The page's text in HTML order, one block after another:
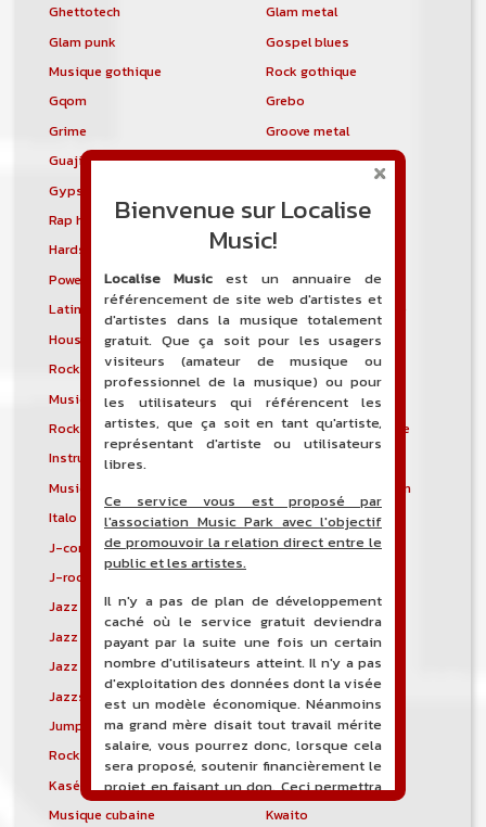
Ghettotech
Glam metal
Glam punk
Gospel blues
Musique gothique
Rock gothique
Gqom
Grebo
Grime
Groove metal
Guajira
Guaracha
Gypsy punk
Rap hardcore
Industrial hardcore
Hardstep
Hardstyle
Power noise
Heavenly voices
Latin metal
Musique hindoustanie
House progressive
Tropical house
Rock indépendant
Indietronica
Musique industrielle
Metal industriel
Rock industriel
Musique instrumentale
Instrumental
Musique irlandaise
Rock progressif italien
Italo Disco
Italo house
J-core
J-pop
J-rock
Jazz blues
Jazz modal
Jazz Nouvelle-Orléans
Jazz punk
Jazz vocal
Jazz-funk
Jazzstep
Jersey club
Jump blues
Jump-up
Rock canadien
Kansas City blues
Kasékò
Kizomba
Musique cubaine
Kwaito
Bienvenue sur Localise
Music!
Localise Music est un annuaire de
référencement de site web d'artistes et
d'artistes dans la musique totalement
gratuit. Que ça soit pour les usagers
visiteurs (amateur de musique ou
professionnel de la musique) ou pour
les utilisateurs qui référencent les
artistes, que ça soit en tant qu'artiste,
représentant d'artiste ou utilisateurs
libres.
Ce service vous est proposé par
l'association Music Park avec l'objectif
de promouvoir la relation direct entre le
public et les artistes.
Il n'y a pas de plan de développement
caché où le service gratuit deviendra
payant par la suite une fois un certain
nombre d'utilisateurs atteint. Il n'y a pas
d'exploitation des données dont la visée
est un modèle économique. Néanmoins
ma grand mère disait tout travail mérite
salaire, vous pourrez donc, lorsque cela
sera proposé, soutenir financièrement le
projet en faisant un don. Ceci permettra
de financer l'hébergement, le nom de